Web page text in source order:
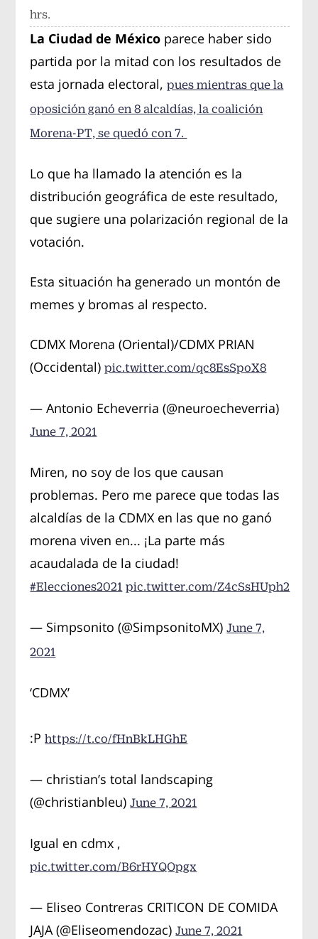
hrs.
La Ciudad de México parece haber sido
partida por la mitad con los resultados de
esta jornada electoral,pues mientras que la
oposición ganó en 8 alcaldías, la coalición
Morena-PT, se quedó con 7.
Lo que ha llamado la atención es la
distribución geográfica de este resultado,
que sugiere una polarización regional de la
votación.
Esta situación ha generado un montón de
memes y bromas al respecto.
CDMX Morena (Oriental)/CDMX PRIAN
(Occidental)pic.twitter.com/qc8EsSpoX8
— Antonio Echeverria (@neuroecheverria)
June 7, 2021
Miren, no soy de los que causan
problemas. Pero me parece que todas las
alcaldías de la CDMX en las que no ganó
morena viven en... ¡La parte más
acaudalada de la ciudad!
#Elecciones2021 pic.twitter.com/Z4cSsHUph2
— Simpsonito (@SimpsonitoMX)June 7,
2021
‘CDMX’
:Phttps://t.co/fHnBkLHGhE
— christian’s total landscaping
(@christianbleu)June 7, 2021
Igual en cdmx ,
pic.twitter.com/B6rHYQOpgx
— Eliseo Contreras CRITICON DE COMIDA
JAJA (@Eliseomendozac)June 7, 2021